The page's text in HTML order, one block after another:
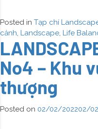
Posted in Tạp chí
cảnh, Landscape, Life
No4 – Khu
thượng
Posted on 02/02/202202/